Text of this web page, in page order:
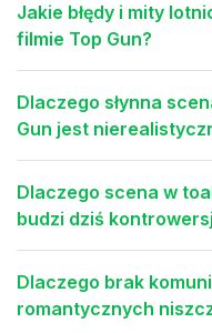
Jakie błędy i mity
filmie Top Gun?
Dlaczego słynna
Gun jest
Dlaczego scena w
budzi dziś
Dlaczego brak
romantycznych